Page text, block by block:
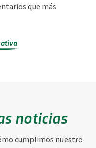
que más
noticias
cumplimos nuestro